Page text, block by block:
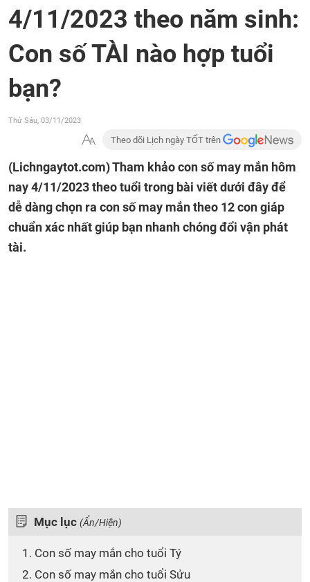
4/11/2023 theo năm sinh:
Con số TÀI nào hợp tuổi
bạn?
Thứ Sáu, 03/11/2023
Theo dõi Lịch ngày TỐT trên
(Lichngaytot.com)Tham khảo con số may mắn hôm
nay 4/11/2023 theo tuổi trong bài viết dưới đây để
dễ dàng chọn ra con số may mắn theo 12 con giáp
chuẩn xác nhất giúp bạn nhanh chóng đổi vận phát
tài.
Mục lục (Ẩn/Hiện)
1. Con số may mắn cho tuổi Tý
2. Con số may mắn cho tuổi Sửu